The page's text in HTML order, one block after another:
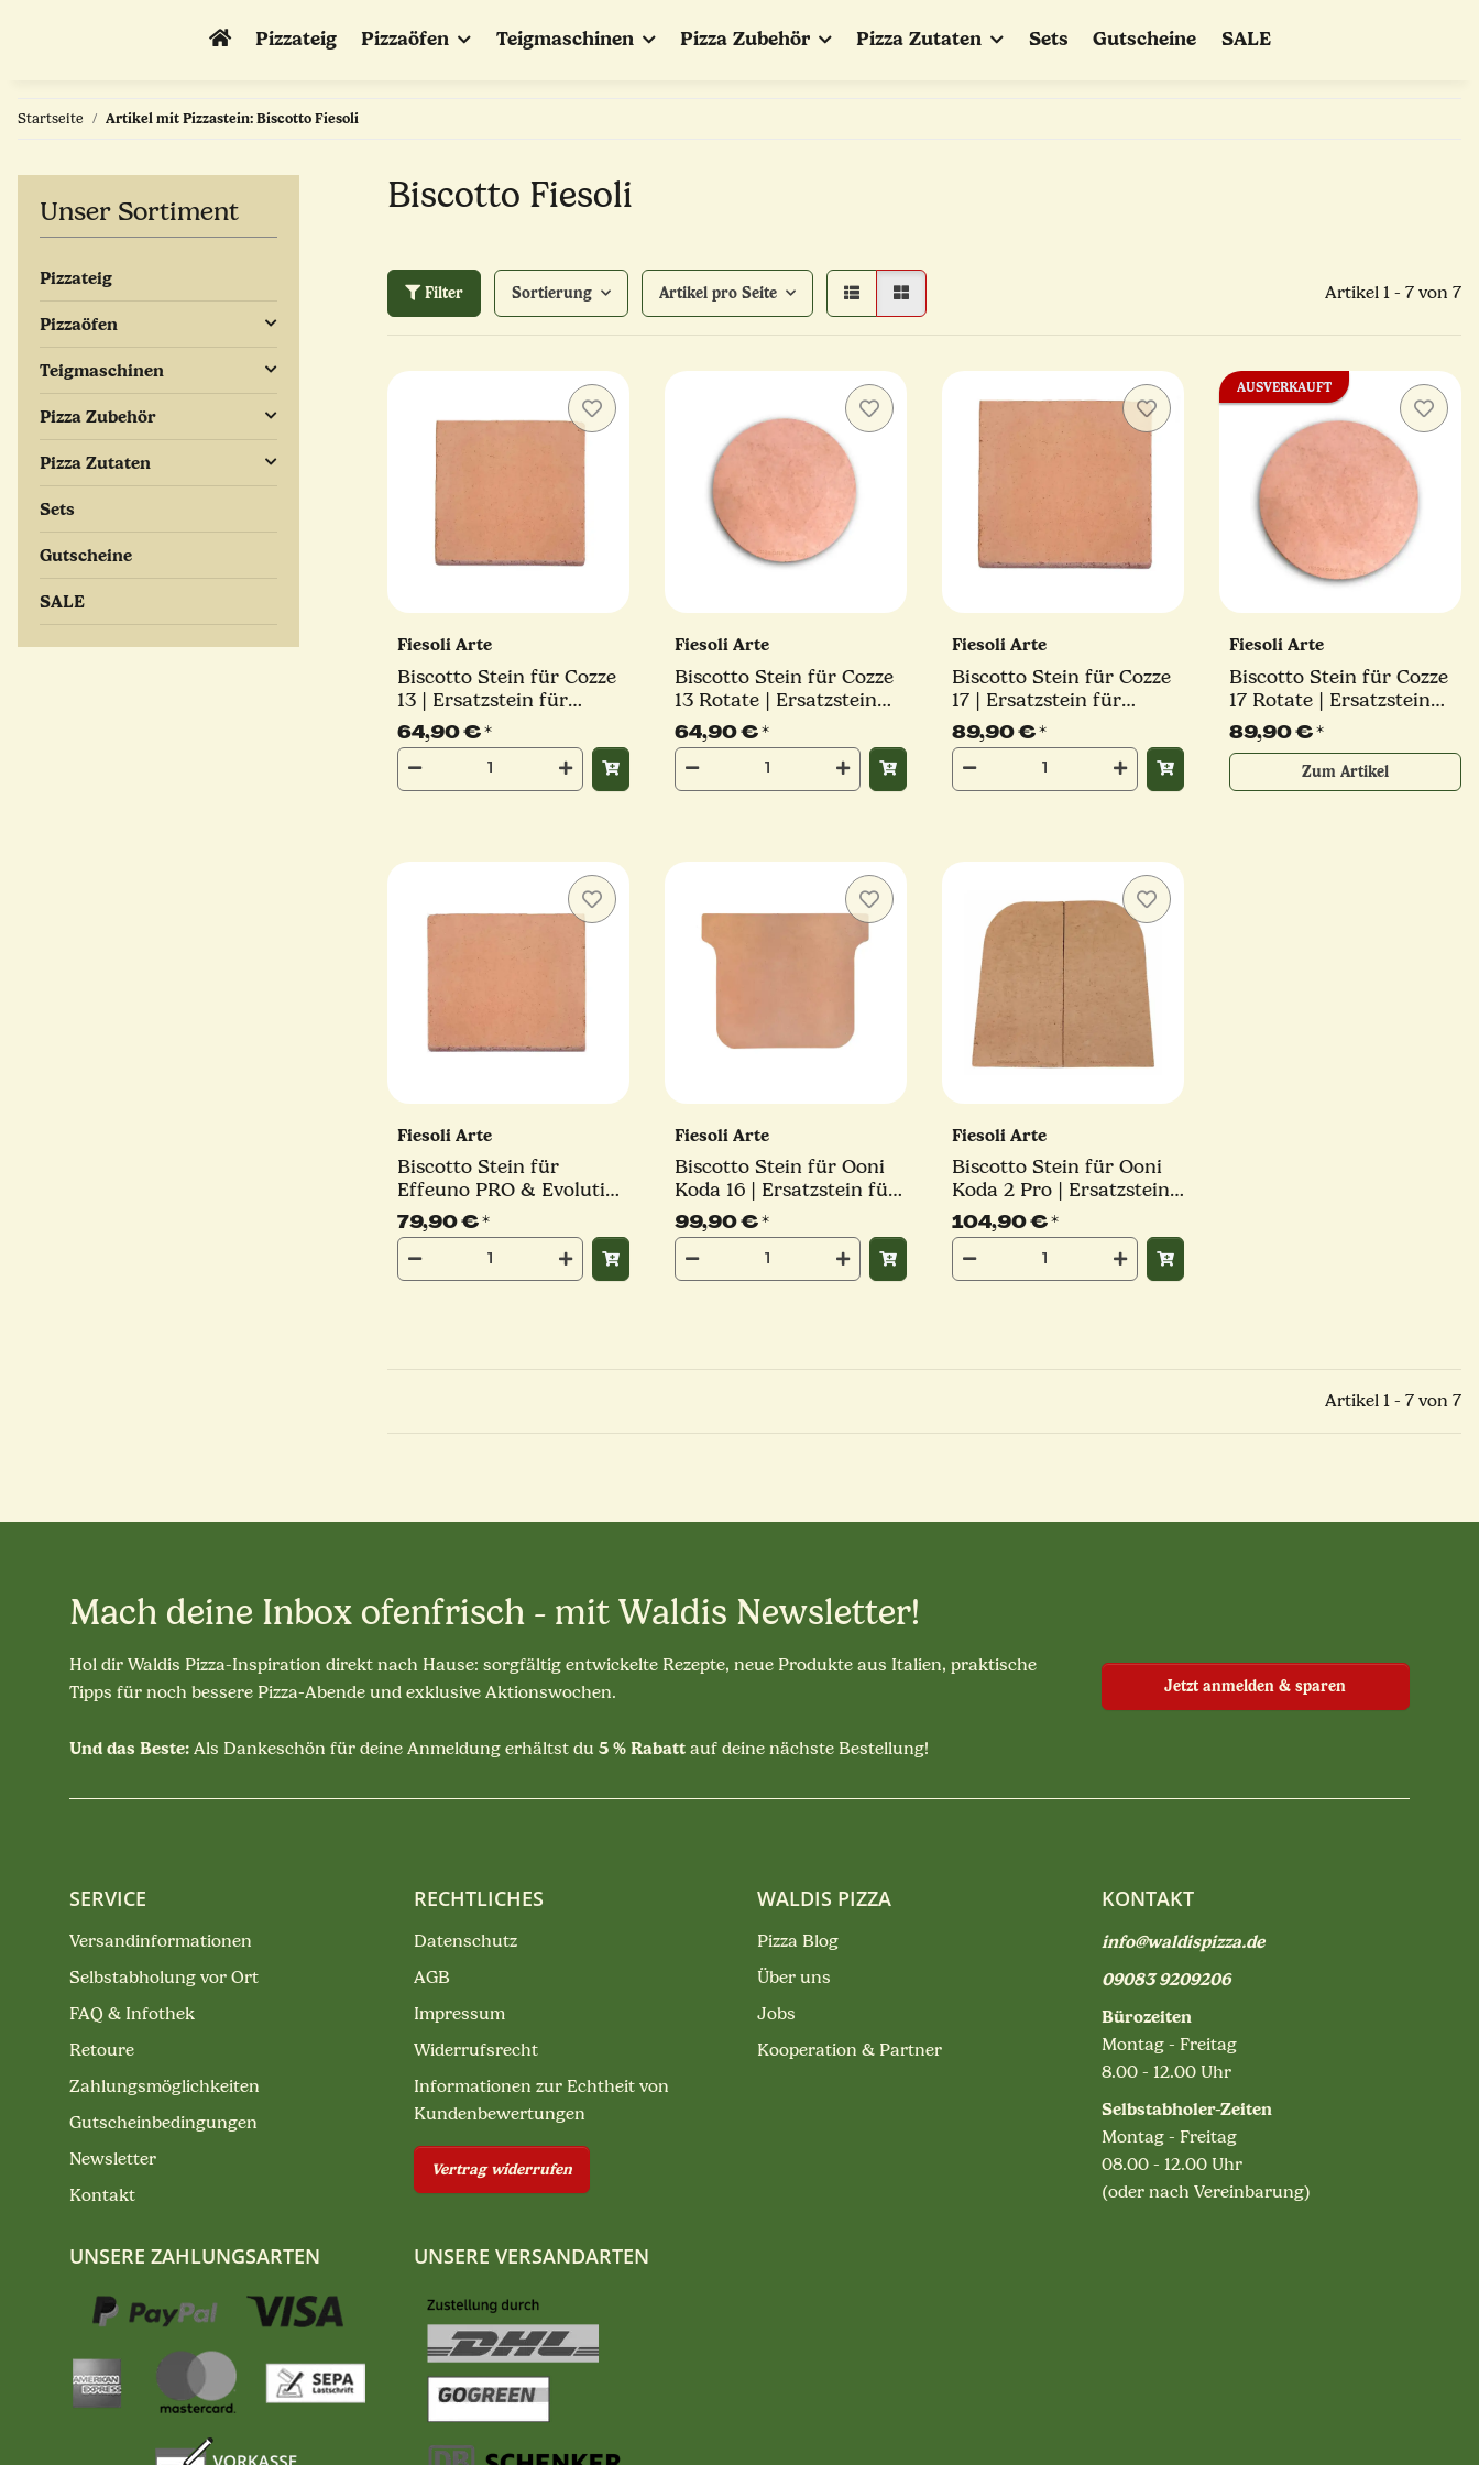
Pizzateig Pizzaöfen Teigmaschinen Pizza Zubehör Pizza Zutaten Sets Gutscheine SALE
Startseite Artikel mit Pizzastein: Biscotto Fiesoli
Biscotto Fiesoli
Filter Sortierung Artikel pro Seite Artikel 1 - 7 von 7
Fiesoli Arte
Biscotto Stein für Cozze
13 | Ersatzstein für
Pizzaofen
64,90 €*
Fiesoli Arte
Biscotto Stein für Cozze
13 Rotate | Ersatzstein
für Pizzaofen
64,90 €*
Fiesoli Arte
Biscotto Stein für Cozze
17 | Ersatzstein für
Pizzaofen
89,90 €*
AUSVERKAUFT
Fiesoli Arte
Biscotto Stein für Cozze
17 Rotate | Ersatzstein
für Pizzaofen
89,90 €*
Zum Artikel
Fiesoli Arte
Biscotto Stein für
Effeuno PRO & Evolution
Linie | 30 mm
79,90 €*
Fiesoli Arte
Biscotto Stein für Ooni
Koda 16 | Ersatzstein für
Pizzaofen
99,90 €*
Fiesoli Arte
Biscotto Stein für Ooni
Koda 2 Pro | Ersatzstein
für Pizzaofen
104,90 €*
Artikel 1 - 7 von 7
Unser Sortiment
Pizzateig
Pizzaöfen
Teigmaschinen
Pizza Zubehör
Pizza Zutaten
Sets
Gutscheine
SALE
Mach deine Inbox ofenfrisch - mit Waldis Newsletter!
Hol dir Waldis Pizza-Inspiration direkt nach Hause: sorgfältig entwickelte Rezepte, neue Produkte aus Italien, praktische
Tipps für noch bessere Pizza-Abende und exklusive Aktionswochen.
Und das Beste: Als Dankeschön für deine Anmeldung erhältst du 5 % Rabatt auf deine nächste Bestellung!
Jetzt anmelden & sparen
SERVICE
Versandinformationen
Selbstabholung vor Ort
FAQ & Infothek
Retoure
Zahlungsmöglichkeiten
Gutscheinbedingungen
Newsletter
Kontakt
RECHTLICHES
Datenschutz
AGB
Impressum
Widerrufsrecht
Informationen zur Echtheit von
Kundenbewertungen
Vertrag widerrufen
WALDIS PIZZA
Pizza Blog
Über uns
Jobs
Kooperation & Partner
KONTAKT
info@waldispizza.de
09083 9209206
Bürozeiten
Montag - Freitag
8.00 - 12.00 Uhr
Selbstabholer-Zeiten
Montag - Freitag
08.00 - 12.00 Uhr
(oder nach Vereinbarung)
UNSERE ZAHLUNGSARTEN UNSERE VERSANDARTEN